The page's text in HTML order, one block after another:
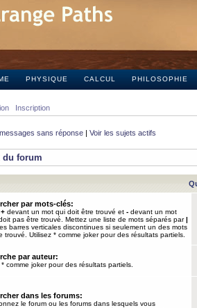
PHYSIQUE CALCUL PHILOSOPHIE
Inscription
sans réponse | Voir les sujets actifs
du forum
par mots-clés:
+ devant un mot qui doit être trouvé et - devant un mot
pas être trouvé. Mettez une liste de mots séparés par|
barres verticales discontinues si seulement un des mots
trouvé. Utilisez * comme joker pour des résultats partiels.
par auteur:
* comme joker pour des résultats partiels.
dans les forums:
le forum ou les forums dans lesquels vous